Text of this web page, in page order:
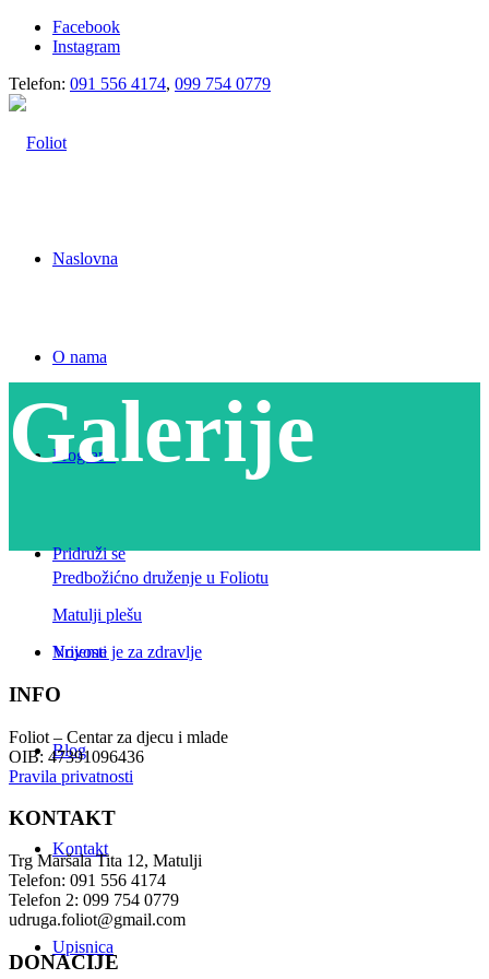
Facebook
Instagram
Telefon: 091 556 4174, 099 754 0779
Naslovna
O nama
Programi
Pridruži se
Novosti
Blog
Kontakt
Upisnica
Galerije
Predbožićno druženje u Foliotu
Matulji plešu
Vrijeme je za zdravlje
INFO
Foliot – Centar za djecu i mlade
OIB: 47391096436
Pravila privatnosti
KONTAKT
Trg Maršala Tita 12, Matulji
Telefon: 091 556 4174
Telefon 2: 099 754 0779
udruga.foliot@gmail.com
DONACIJE